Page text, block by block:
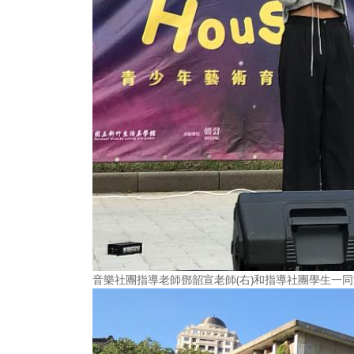
音樂社團指導老師鄧韶宣老師(右)和指導社團學生一